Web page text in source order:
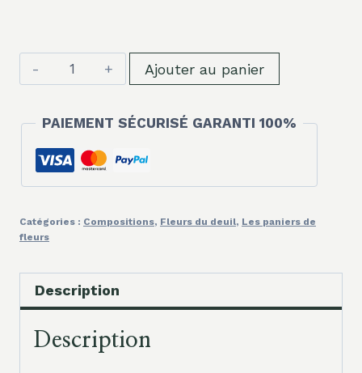
quantité
de
long
fleuri
Ajouter au panier
PAIEMENT SÉCURISÉ GARANTI 100%
Catégories : Compositions, Fleurs du deuil, Les paniers de
fleurs
Description
Description